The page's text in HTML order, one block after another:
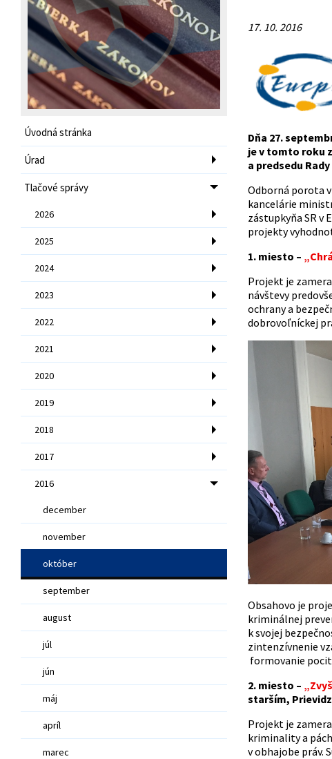
Úvodná stránka
Úrad
Tlačové správy
2026
2025
2024
2023
2022
2021
2020
2019
2018
2017
2016
december
november
október
september
august
júl
jún
máj
apríl
marec
17. 10. 2016
Dňa 27.
je v tomto roku
a predsedu
Odborná porota
kancelárie
zástupkyňa SR v
projekty
1. miesto –
Projekt je
návštevy
ochrany a
dobrovoľníckej
Obsahovo je
kriminálnej
k svojej
zintenzívnenie
formovanie
2. miesto –
starším,
Projekt je
kriminality a
v obhajobe práv.